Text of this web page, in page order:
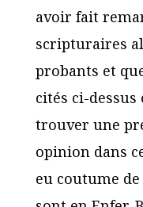
avoir fait
scripturaires
probants et
cités ci-
trouver une
opinion dans
eu coutume